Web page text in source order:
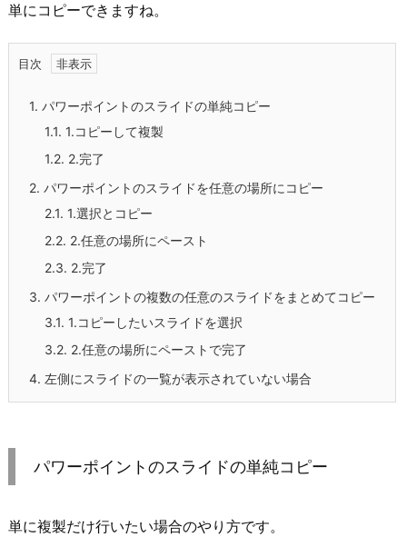
単にコピーできますね。
目次
1. パワーポイントのスライドの単純コピー
1.1. 1.コピーして複製
1.2. 2.完了
2. パワーポイントのスライドを任意の場所にコピー
2.1. 1.選択とコピー
2.2. 2.任意の場所にペースト
2.3. 2.完了
3. パワーポイントの複数の任意のスライドをまとめてコピー
3.1. 1.コピーしたいスライドを選択
3.2. 2.任意の場所にペーストで完了
4. 左側にスライドの一覧が表示されていない場合
パワーポイントのスライドの単純コピー
単に複製だけ行いたい場合のやり方です。